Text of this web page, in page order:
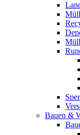
Bauen &